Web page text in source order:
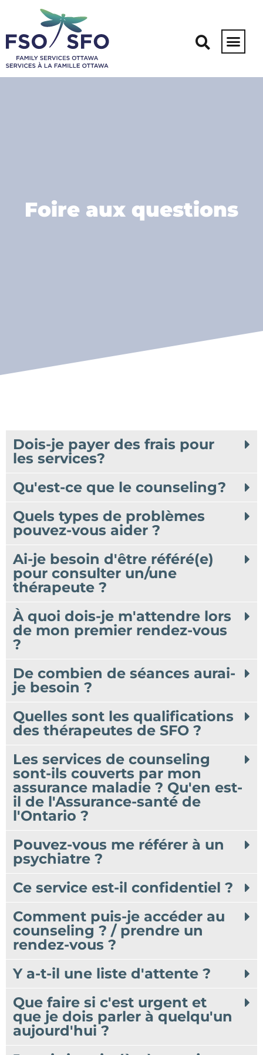
Foire aux questions
Dois-je payer des frais pour
les services?
Qu'est-ce que le counseling?
Quels types de problèmes
pouvez-vous aider ?
Ai-je besoin d'être référé(e)
pour consulter un/une
thérapeute ?
À quoi dois-je m'attendre lors
de mon premier rendez-vous
?
De combien de séances aurai-
je besoin ?
Quelles sont les qualifications
des thérapeutes de SFO ?
Les services de counseling
sont-ils couverts par mon
assurance maladie ? Qu'en est-
il de l'Assurance-santé de
l'Ontario ?
Pouvez-vous me référer à un
psychiatre ?
Ce service est-il confidentiel ?
Comment puis-je accéder au
counseling ? / prendre un
rendez-vous ?
Y a-t-il une liste d'attente ?
Que faire si c'est urgent et
que je dois parler à quelqu'un
aujourd'hui ?